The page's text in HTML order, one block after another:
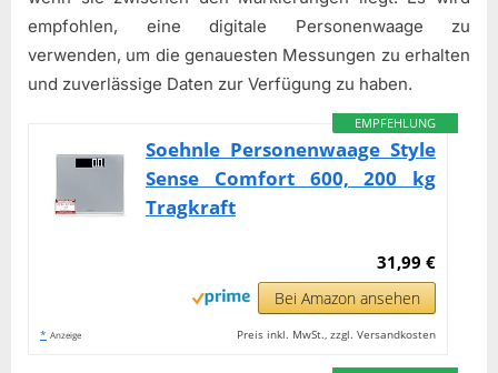
empfohlen, eine digitale Personenwaage zu
verwenden, um die genauesten Messungen zu erhalten
und zuverlässige Daten zur Verfügung zu haben.
EMPFEHLUNG
Soehnle Personenwaage Style
Sense Comfort 600, 200 kg
Tragkraft
31,99 €
Bei Amazon ansehen
* Anzeige Preis inkl. MwSt., zzgl. Versandkosten